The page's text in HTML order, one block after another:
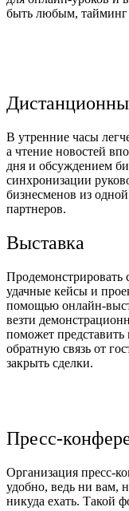
быть любым, тайминг
В утренние часы
а чтение новостей
дня и обсуждением
синхронизации
бизнесменов из
партнеров.
Выставка
Продемонстрировать
удачные кейсы и
помощью онлайн-
везти
поможет
обратную связь от
закрыть сделки.
Пресс-
Организация пресс-
удобно, ведь ни вам,
никуда ехать. Такой